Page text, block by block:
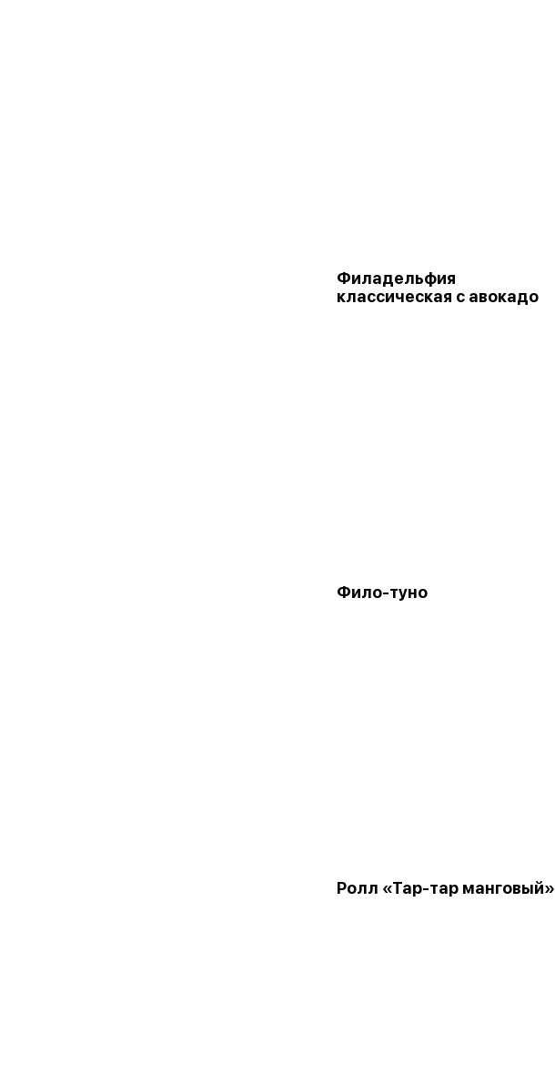
Филадельфия
классическая с авокадо
Фило-туно
Ролл «Тар-тар манговый»